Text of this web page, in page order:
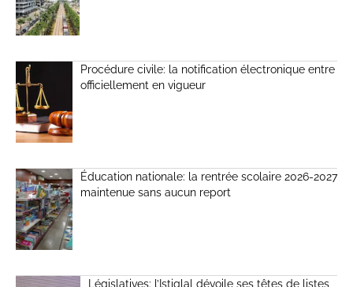
Procédure civile: la notification électronique entre
officiellement en vigueur
Éducation nationale: la rentrée scolaire 2026-2027
maintenue sans aucun report
Législatives: l’Istiqlal dévoile ses têtes de listes